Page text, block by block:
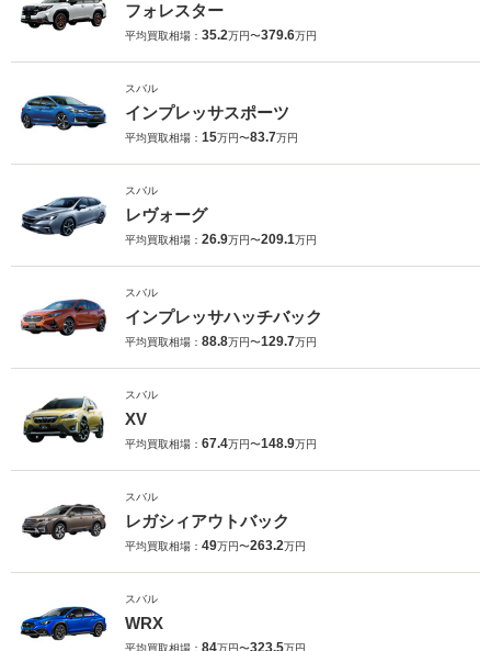
フォレスター
平均買取相場： 35.2万円〜379.6万円
スバル
インプレッサスポーツ
平均買取相場： 15万円〜83.7万円
スバル
レヴォーグ
平均買取相場： 26.9万円〜209.1万円
スバル
インプレッサハッチバック
平均買取相場： 88.8万円〜129.7万円
スバル
XV
平均買取相場： 67.4万円〜148.9万円
スバル
レガシィアウトバック
平均買取相場： 49万円〜263.2万円
スバル
WRX
平均買取相場： 万円〜 万円